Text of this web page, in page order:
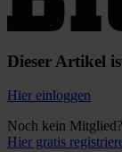
Dieser Artikel
Hier einloggen
Noch kein Mitglied?
Hier gratis